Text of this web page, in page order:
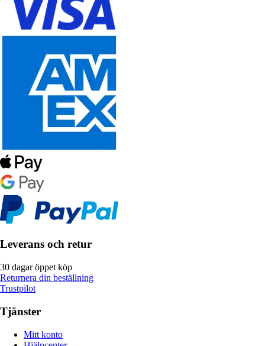
Leverans och retur
30 dagar öppet köp
Returnera din beställning
Trustpilot
Tjänster
Mitt konto